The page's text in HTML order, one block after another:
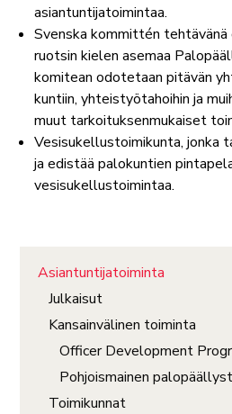
asiantuntijatoimintaa.
Svenska kommittén tehtävänä
ruotsin kielen asemaa
komitean odotetaan pitävän
kuntiin, yhteistyötahoihin ja
muut tarkoituksenmukaiset
Vesisukellustoimikunta, jonka
ja edistää palokuntien
vesisukellustoimintaa.
Asiantuntijatoiminta
Julkaisut
Kansainvälinen toiminta
Officer Development
Pohjoismainen
Toimikunnat